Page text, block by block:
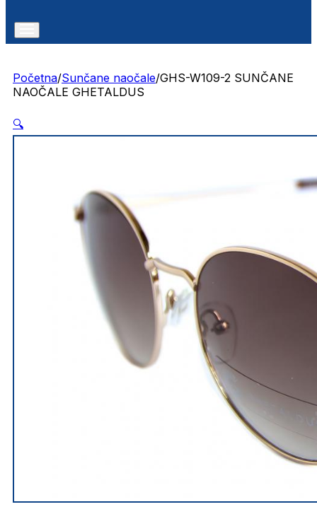
Početna/Sunčane naočale/GHS-W109-2 SUNČANE
NAOČALE GHETALDUS
🔍